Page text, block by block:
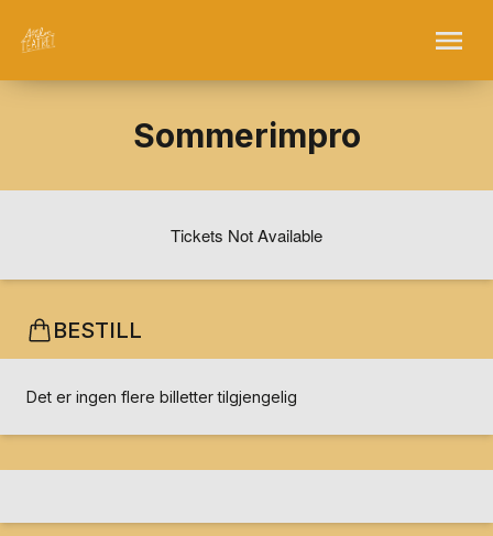
Sommerimpro
Tickets Not Available
BESTILL
Det er ingen flere billetter tilgjengelig